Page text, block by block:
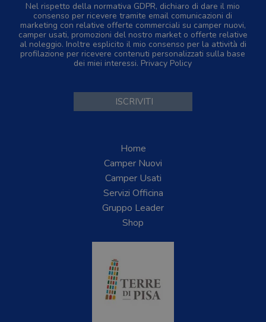
Nel rispetto della normativa GDPR, dichiaro di dare il mio
consenso per ricevere tramite email comunicazioni di
marketing con relative offerte commerciali su camper nuovi,
camper usati, promozioni del nostro market o offerte relative
al noleggio. Inoltre esplicito il mio consenso per la attività di
profilazione per ricevere contenuti personalizzati sulla base
dei miei interessi. Privacy Policy
Home
Camper Nuovi
Camper Usati
Servizi Officina
Gruppo Leader
Shop